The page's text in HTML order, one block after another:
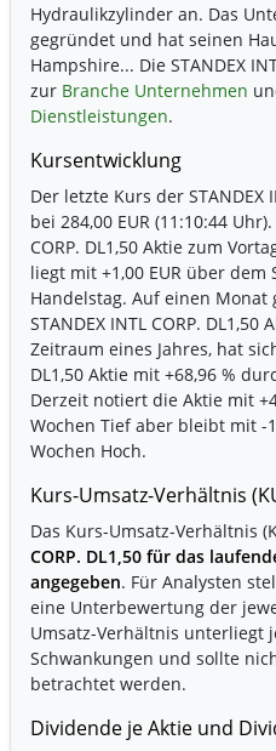
Hydraulikzylinder an. Das
gegründet und hat seinen
Hampshire... Die STANDEX
zur Branche Unternehmen
Dienstleistungen.
Kursentwicklung
Der letzte Kurs der STANDEX
bei 284,00 EUR (11:10:44
CORP. DL1,50 Aktie zum
liegt mit +1,00 EUR über dem
Handelstag. Auf einen Monat
STANDEX INTL CORP. DL1,50
Zeitraum eines Jahres, hat
DL1,50 Aktie mit +68,96 %
Derzeit notiert die Aktie mit
Wochen Tief aber bleibt mit -
Wochen Hoch.
Kurs-Umsatz-Verhältnis
Das Kurs-Umsatz-Verhältnis
CORP. DL1,50 für das
angegeben. Für Analysten
eine Unterbewertung der
Umsatz-Verhältnis unterliegt
Schwankungen und sollte
betrachtet werden.
Dividende je Aktie und